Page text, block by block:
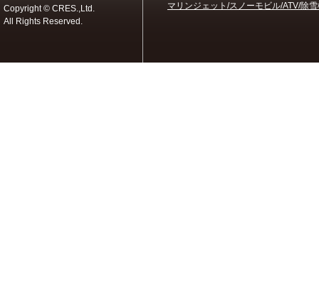
Copyright © CRES.,Ltd.
All Rights Reserved.
マリンジェット/スノーモビル/ATV/除